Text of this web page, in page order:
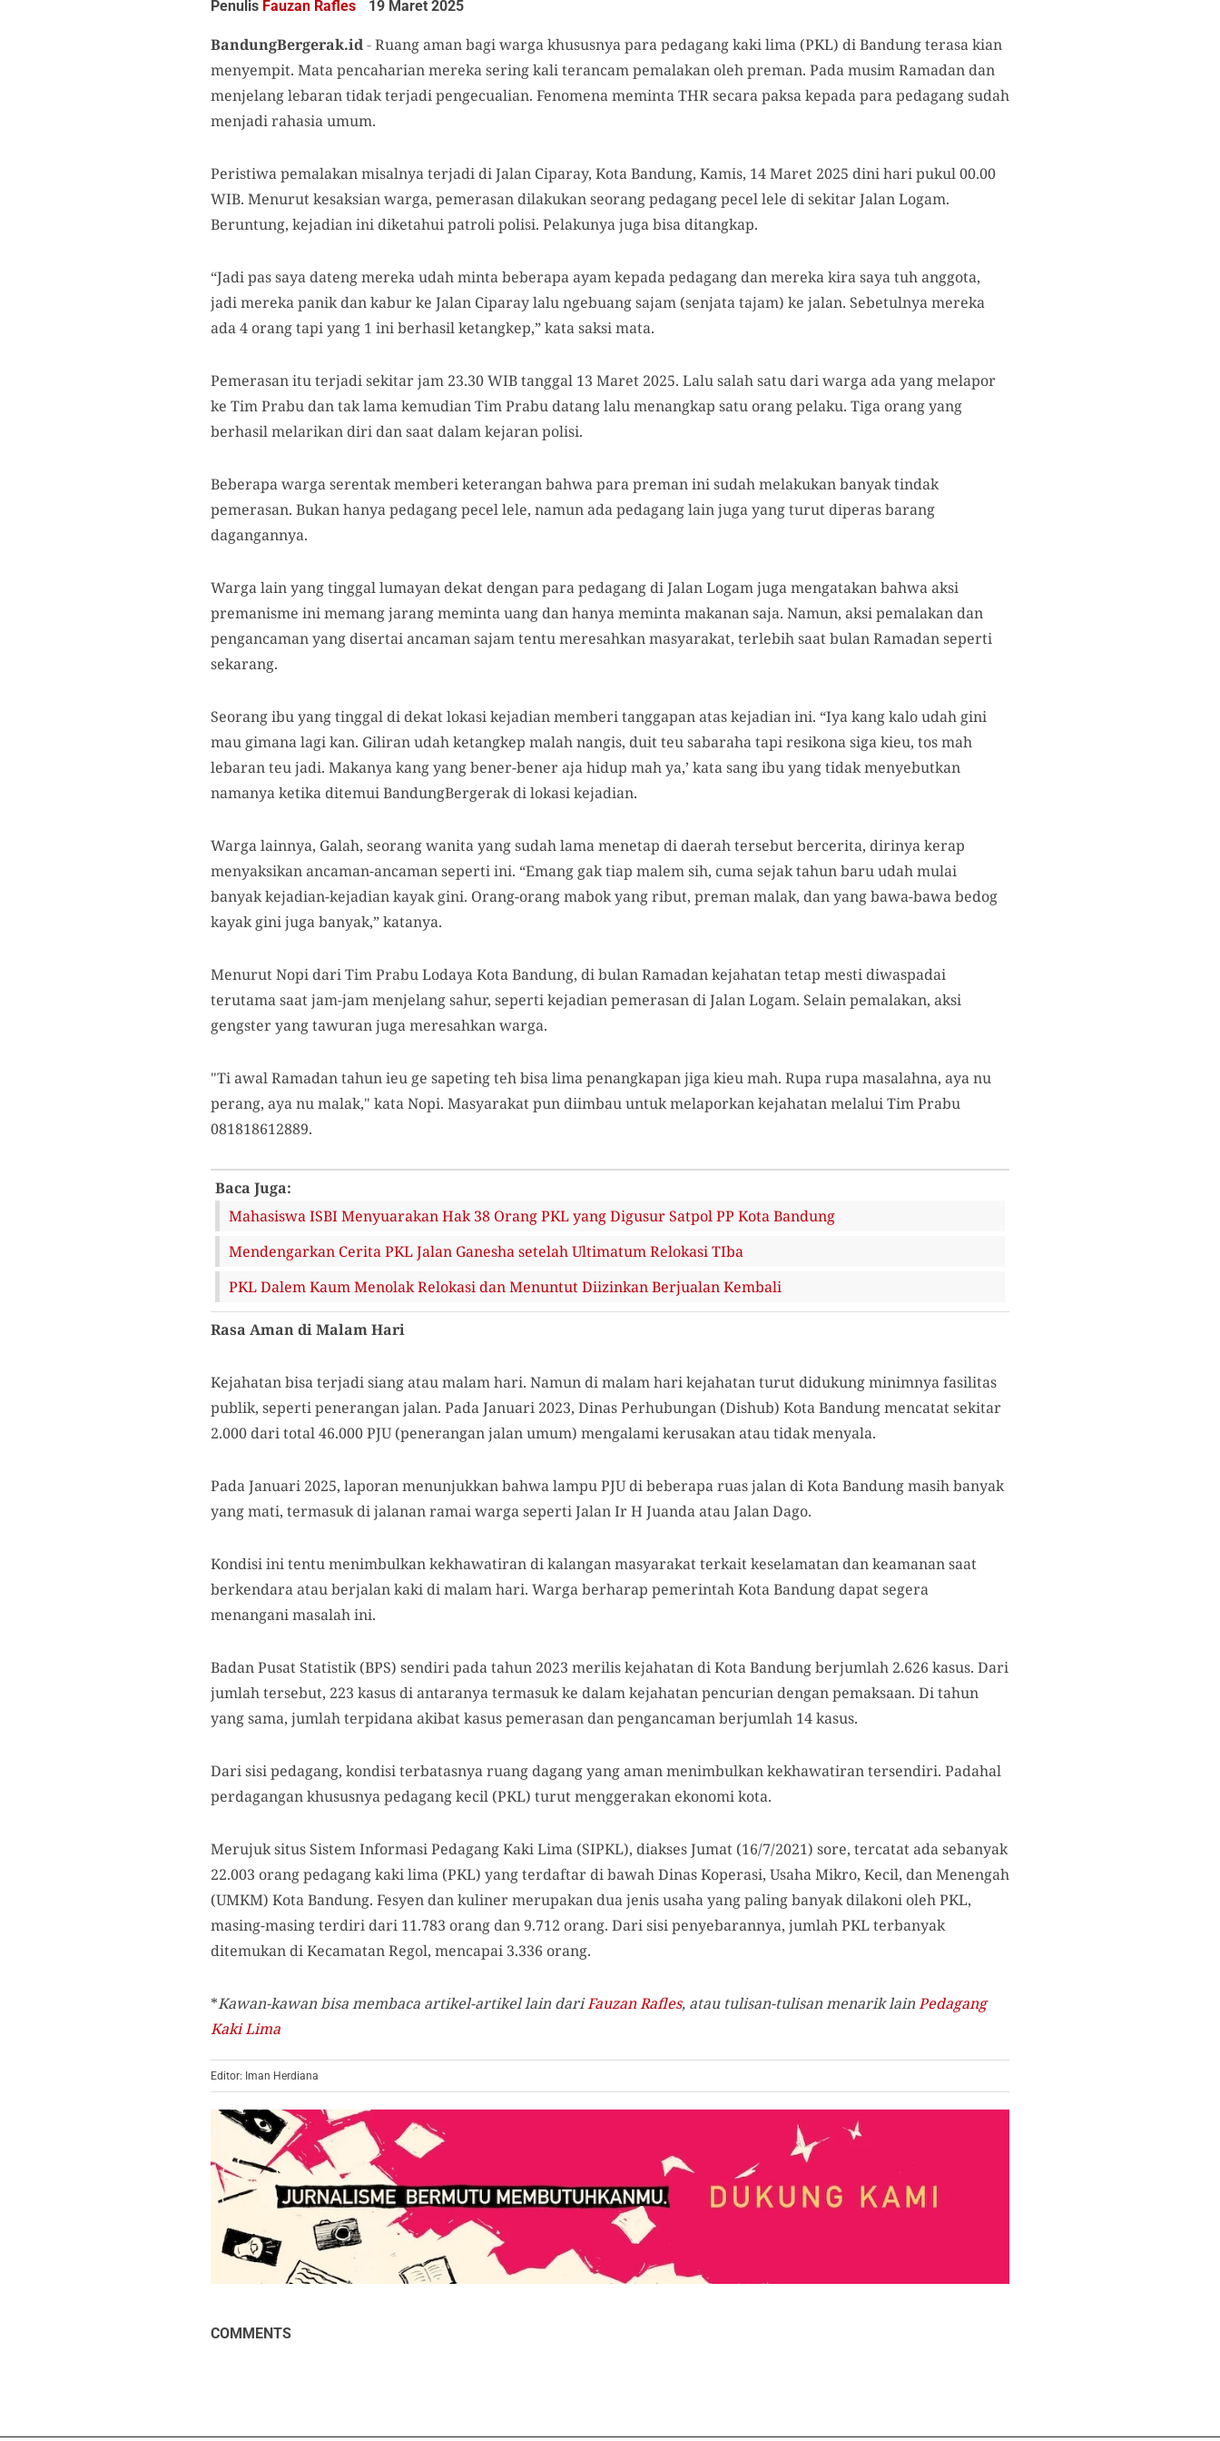
Penulis Fauzan Rafles 19 Maret 2025
BandungBergerak.id-Ruang aman bagi warga khususnya para pedagang kaki lima (PKL) di Bandung terasa kian
menyempit. Mata pencaharian mereka sering kali terancam pemalakan oleh preman. Pada musim Ramadan dan
menjelang lebaran tidak terjadi pengecualian. Fenomena meminta THR secara paksa kepada para pedagang sudah
menjadi rahasia umum.
Peristiwa pemalakan misalnya terjadi di Jalan Ciparay, Kota Bandung, Kamis, 14 Maret 2025 dini hari pukul 00.00
WIB. Menurut kesaksian warga, pemerasan dilakukan seorang pedagang pecel lele di sekitar Jalan Logam.
Beruntung, kejadian ini diketahui patroli polisi. Pelakunya juga bisa ditangkap.
“Jadi pas saya dateng mereka udah minta beberapa ayam kepada pedagang dan mereka kira saya tuh anggota,
jadi mereka panik dan kabur ke Jalan Ciparay lalu ngebuang sajam (senjata tajam) ke jalan. Sebetulnya mereka
ada 4 orang tapi yang 1 ini berhasil ketangkep,” kata saksi mata.
Pemerasan itu terjadi sekitar jam 23.30 WIB tanggal 13 Maret 2025. Lalu salah satu dari warga ada yang melapor
ke Tim Prabu dan tak lama kemudian Tim Prabu datang lalu menangkap satu orang pelaku. Tiga orang yang
berhasil melarikan diri dan saat dalam kejaran polisi.
Beberapa warga serentak memberi keterangan bahwa para preman ini sudah melakukan banyak tindak
pemerasan. Bukan hanya pedagang pecel lele, namun ada pedagang lain juga yang turut diperas barang
dagangannya.
Warga lain yang tinggal lumayan dekat dengan para pedagang di Jalan Logam juga mengatakan bahwa aksi
premanisme ini memang jarang meminta uang dan hanya meminta makanan saja. Namun, aksi pemalakan dan
pengancaman yang disertai ancaman sajam tentu meresahkan masyarakat, terlebih saat bulan Ramadan seperti
sekarang.
Seorang ibu yang tinggal di dekat lokasi kejadian memberi tanggapan atas kejadian ini. “Iya kang kalo udah gini
mau gimana lagi kan. Giliran udah ketangkep malah nangis, duit teu sabaraha tapi resikona siga kieu, tos mah
lebaran teu jadi. Makanya kang yang bener-bener aja hidup mah ya,’ kata sang ibu yang tidak menyebutkan
namanya ketika ditemui BandungBergerak di lokasi kejadian.
Warga lainnya, Galah, seorang wanita yang sudah lama menetap di daerah tersebut bercerita, dirinya kerap
menyaksikan ancaman-ancaman seperti ini. “Emang gak tiap malem sih, cuma sejak tahun baru udah mulai
banyak kejadian-kejadian kayak gini. Orang-orang mabok yang ribut, preman malak, dan yang bawa-bawa bedog
kayak gini juga banyak,” katanya.
Menurut Nopi dari Tim Prabu Lodaya Kota Bandung, di bulan Ramadan kejahatan tetap mesti diwaspadai
terutama saat jam-jam menjelang sahur, seperti kejadian pemerasan di Jalan Logam. Selain pemalakan, aksi
gengster yang tawuran juga meresahkan warga.
"Ti awal Ramadan tahun ieu ge sapeting teh bisa lima penangkapan jiga kieu mah. Rupa rupa masalahna, aya nu
perang, aya nu malak," kata Nopi. Masyarakat pun diimbau untuk melaporkan kejahatan melalui Tim Prabu
081818612889.
Baca Juga:
Mahasiswa ISBI Menyuarakan Hak 38 Orang PKL yang Digusur Satpol PP Kota Bandung
Mendengarkan Cerita PKL Jalan Ganesha setelah Ultimatum Relokasi TIba
PKL Dalem Kaum Menolak Relokasi dan Menuntut Diizinkan Berjualan Kembali
Rasa Aman di Malam Hari
Kejahatan bisa terjadi siang atau malam hari. Namun di malam hari kejahatan turut didukung minimnya fasilitas
publik, seperti penerangan jalan. Pada Januari 2023, Dinas Perhubungan (Dishub) Kota Bandung mencatat sekitar
2.000 dari total 46.000 PJU (penerangan jalan umum) mengalami kerusakan atau tidak menyala.
Pada Januari 2025, laporan menunjukkan bahwa lampu PJU di beberapa ruas jalan di Kota Bandung masih banyak
yang mati, termasuk di jalanan ramai warga seperti Jalan Ir H Juanda atau Jalan Dago.
Kondisi ini tentu menimbulkan kekhawatiran di kalangan masyarakat terkait keselamatan dan keamanan saat
berkendara atau berjalan kaki di malam hari. Warga berharap pemerintah Kota Bandung dapat segera
menangani masalah ini.
Badan Pusat Statistik (BPS) sendiri pada tahun 2023 merilis kejahatan di Kota Bandung berjumlah 2.626 kasus. Dari
jumlah tersebut, 223 kasus di antaranya termasuk ke dalam kejahatan pencurian dengan pemaksaan. Di tahun
yang sama, jumlah terpidana akibat kasus pemerasan dan pengancaman berjumlah 14 kasus.
Dari sisi pedagang, kondisi terbatasnya ruang dagang yang aman menimbulkan kekhawatiran tersendiri. Padahal
perdagangan khususnya pedagang kecil (PKL) turut menggerakan ekonomi kota.
Merujuk situs Sistem Informasi Pedagang Kaki Lima (SIPKL), diakses Jumat (16/7/2021) sore, tercatat ada sebanyak
22.003 orang pedagang kaki lima (PKL) yang terdaftar di bawah Dinas Koperasi, Usaha Mikro, Kecil, dan Menengah
(UMKM) Kota Bandung. Fesyen dan kuliner merupakan dua jenis usaha yang paling banyak dilakoni oleh PKL,
masing-masing terdiri dari 11.783 orang dan 9.712 orang. Dari sisi penyebarannya, jumlah PKL terbanyak
ditemukan di Kecamatan Regol, mencapai 3.336 orang.
*Kawan-kawan bisa membaca artikel-artikel lain dariFauzan Rafles, atau tulisan-tulisan menarik lainPedagang
Kaki Lima
Editor: Iman Herdiana
COMMENTS